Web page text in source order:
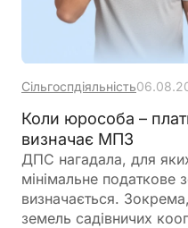
Сільгоспдіяльність
Коли юрособа –
визначає МПЗ
ДПС нагадала, для
мінімальне податкове
визначається.
земель садівничих